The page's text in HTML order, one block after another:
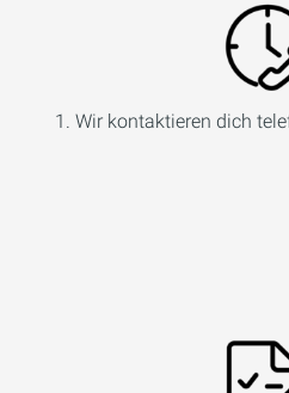
1. Wir kontaktieren dich